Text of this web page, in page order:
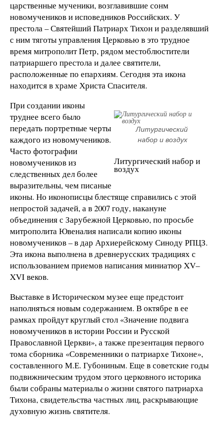
царственные мученики, возглавившие сонм
новомучеников и исповедников Российских. У
престола – Святейший Патриарх Тихон и разделявший
с ним тяготы управления Церковью в это трудное
время митрополит Петр, рядом местоблюстители
патриаршего престола и далее святители,
расположенные по епархиям. Сегодня эта икона
находится в храме Христа Спасителя.
Литургический
набор и воздух
Литургический набор и
воздух
При создании иконы
труднее всего было
передать портретные черты
каждого из новомучеников.
Часто фотографии
новомучеников из
следственных дел более
выразительны, чем писаные
иконы. Но иконописцы блестяще справились с этой
непростой задачей, а в 2007 году, накануне
объединения с Зарубежной Церковью, по просьбе
митрополита Ювеналия написали копию иконы
новомучеников – в дар Архиерейскому Синоду РПЦЗ.
Эта икона выполнена в древнерусских традициях с
использованием приемов написания миниатюр XV–
XVI веков.
Выставке в Историческом музее еще предстоит
наполняться новым содержанием. В октябре в ее
рамках пройдут круглый стол «Значение подвига
новомучеников в истории России и Русской
Православной Церкви», а также презентация первого
тома сборника «Современники о патриархе Тихоне»,
составленного М.Е. Губониным. Еще в советские годы
подвижническим трудом этого церковного историка
были собраны материалы о жизни святого патриарха
Тихона, свидетельства частных лиц, раскрывающие
духовную жизнь святителя.